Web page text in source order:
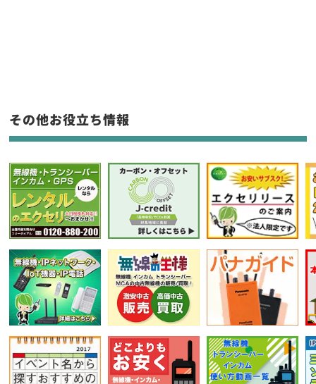
フリーワード入力(製品名等)
選択条件をリセット
その他お役立ち情報